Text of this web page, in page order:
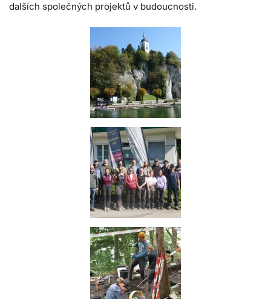
dalších společných projektů v budoucnosti.